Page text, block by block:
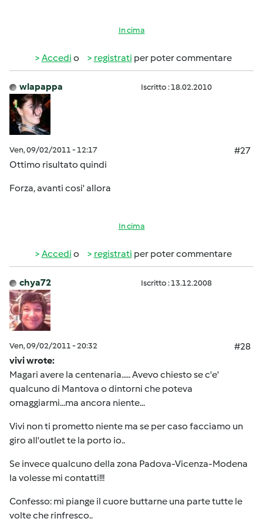
In cima
Accedi o registrati per poter commentare
wlapappa Iscritto : 18.02.2010
Ven, 09/02/2011 - 12:17
#27
Ottimo risultato quindi
Forza, avanti cosi' allora
In cima
Accedi o registrati per poter commentare
chya72 Iscritto : 13.12.2008
Ven, 09/02/2011 - 20:32
#28
vivi wrote:
Magari avere la centenaria..... Avevo chiesto se c'e'
qualcuno di Mantova o dintorni che poteva
omaggiarmi...ma ancora niente...
Vivi non ti prometto niente ma se per caso facciamo un
giro all'outlet te la porto io..
Se invece qualcuno della zona Padova-Vicenza-Modena
la volesse mi contatti!!!
Confesso: mi piange il cuore buttarne una parte tutte le
volte che rinfresco..